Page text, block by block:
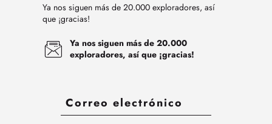
Ya nos siguen más de 20.000 exploradores, así
que ¡gracias!
Ya nos siguen más de 20.000
exploradores, así que ¡gracias!